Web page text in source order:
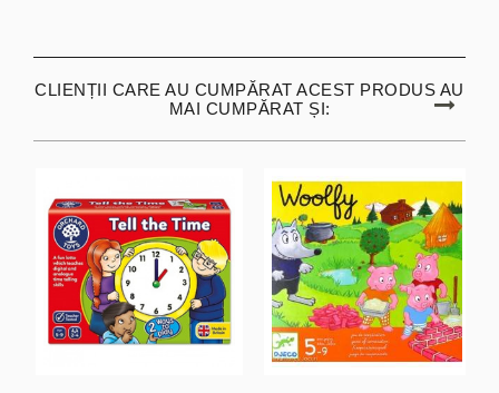
CLIENȚII CARE AU CUMPĂRAT ACEST PRODUS AU
MAI CUMPĂRAT ȘI: